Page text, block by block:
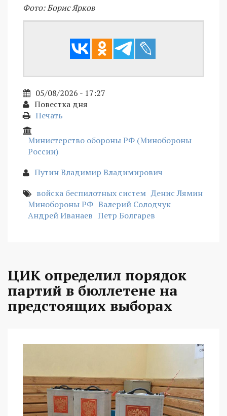
Фото: Борис Ярков
05/08/2026 - 17:27
Повестка дня
Печать
Министерство обороны РФ (Минобороны
России)
Путин Владимир Владимирович
войска беспилотных систем Денис Лямин
Минобороны РФ Валерий Солодчук
Андрей Иванаев Петр Болгарев
ЦИК определил порядок
партий в бюллетене на
предстоящих выборах